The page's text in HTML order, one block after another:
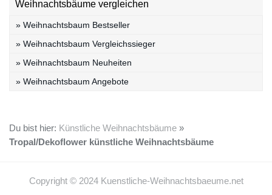
Weihnachtsbäume vergleichen
» Weihnachtsbaum Bestseller
» Weihnachtsbaum Vergleichssieger
» Weihnachtsbaum Neuheiten
» Weihnachtsbaum Angebote
Du bist hier: Künstliche Weihnachtsbäume »
Tropal/Dekoflower künstliche Weihnachtsbäume
Copyright © 2024 Kuenstliche-Weihnachtsbaeume.net